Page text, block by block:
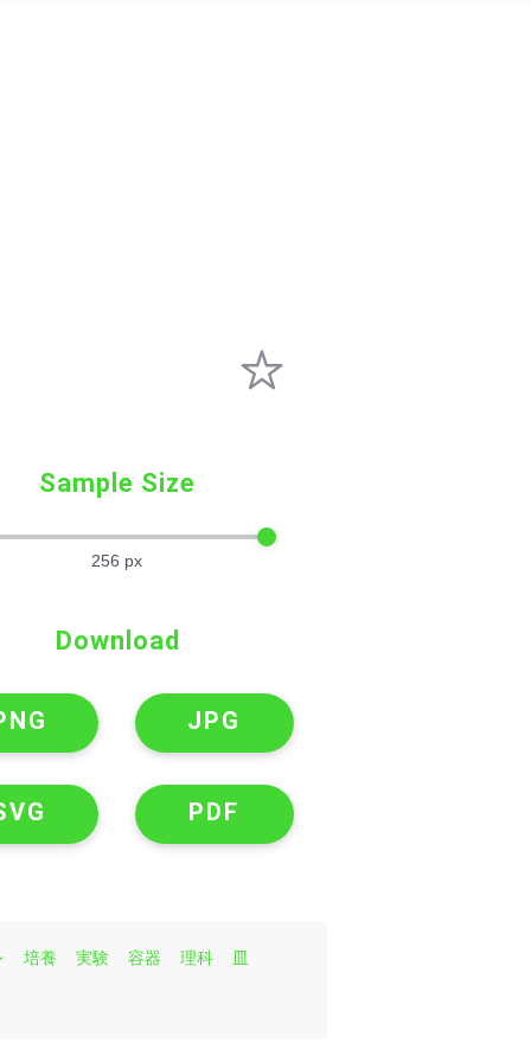
Sample Size
256 px
Download
JPG
PDF
培養 実験 容器 理科 皿